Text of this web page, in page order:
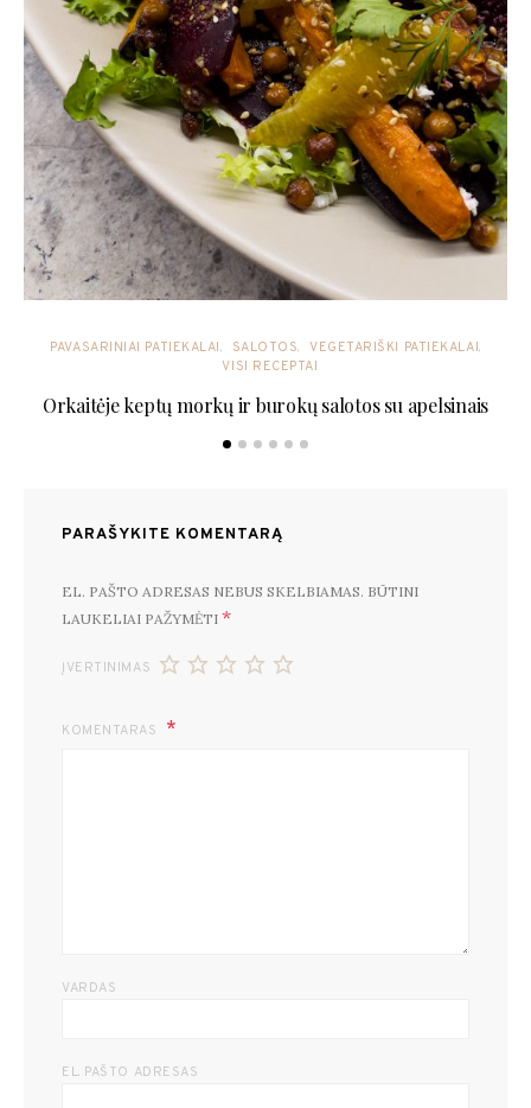
PAVASARINIAI PATIEKALAI SALOTOS
VEGETARIŠKI PATIEKALAI
VISI RECEPTAI
Orkaitėje keptų morkų ir burokų salotos su apelsinais
PARAŠYKITE KOMENTARĄ
EL. PAŠTO ADRESAS NEBUS SKELBIAMAS. BŪTINI
LAUKELIAI PAŽYMĖTI *
ĮVERTINIMAS
KOMENTARAS
VARDAS
EL. PAŠTO ADRESAS